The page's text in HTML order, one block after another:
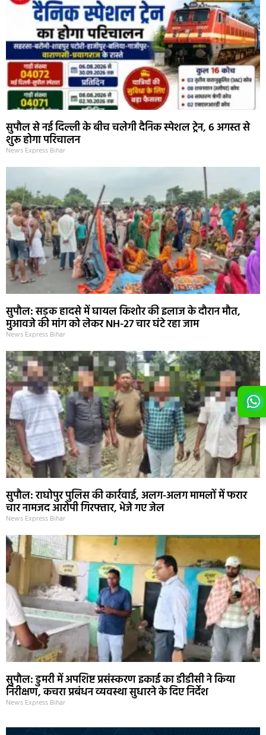
सुपौल से नई दिल्ली के बीच चलेगी दैनिक स्पेशल ट्रेन, 6 अगस्त से
शुरू होगा परिचालन
News Express Bihar
सुपौल: सड़क हादसे में घायल किशोर की इलाज के दौरान मौत,
मुआवजे की मांग को लेकर NH-27 चार घंटे रहा जाम
News Express Bihar
सुपौल: राघोपुर पुलिस की कार्रवाई, अलग-अलग मामलों में फरार
चार नामजद आरोपी गिरफ्तार, भेजे गए जेल
News Express Bihar
सुपौल: डुमरी में अपशिष्ट प्रसंस्करण इकाई का डीडीसी ने किया
निरीक्षण, कचरा प्रबंधन व्यवस्था सुधारने के दिए निर्देश
News Express Bihar